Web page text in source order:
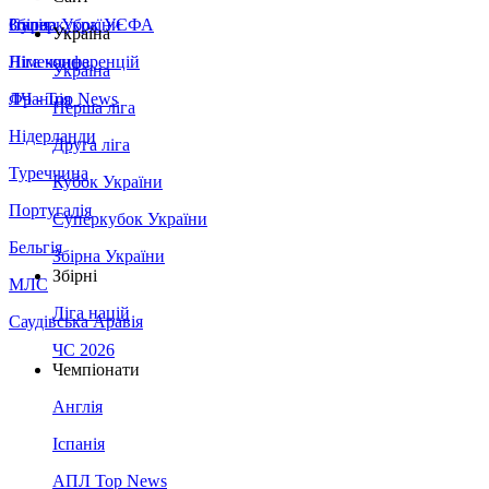
Збірна України
Італія
Німеччина
Франція
Нідерланди
Туреччина
Португалія
Бельгія
МЛС
Саудівська Аравія
Суперкубок УЄФА
Ліга конференцій
ЛЧ - Top News
Україна
Україна
Перша ліга
Друга ліга
Кубок України
Суперкубок України
Збірна України
Збірні
Ліга націй
ЧС 2026
Чемпіонати
Англія
Іспанія
АПЛ Top News